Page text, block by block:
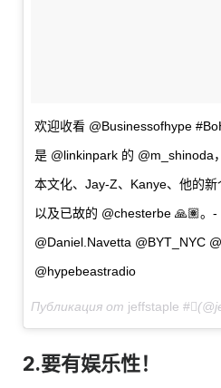
欢迎收看 @Businessofhype
是 @linkinpark 的 @m_shinoda
本文化、Jay-Z、Kanye、他的
以及已故的 @chesterbe 🙏🏽。 -
@Daniel.Navetta @BYT_NYC
@hypebeastradio
Публикация от jeffstaple #
2.要有娱乐性！